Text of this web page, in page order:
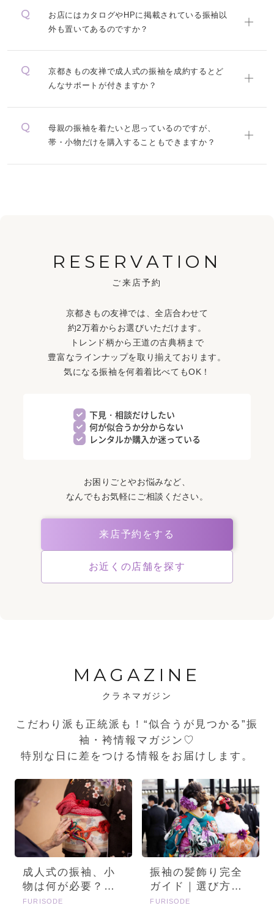
お店にはカタログやHPに掲載されている振袖以
外も置いてあるのですか？
京都きもの友禅で成人式の振袖を成約するとど
んなサポートが付きますか？
母親の振袖を着たいと思っているのですが、
帯・小物だけを購入することもできますか？
RESERVATION
ご来店予約
京都きもの友禅では、全店合わせて
約2万着からお選びいただけます。
トレンド柄から王道の古典柄まで
豊富なラインナップを取り揃えております。
気になる振袖を何着着比べてもOK！
下見・相談だけしたい
何が似合うか分からない
レンタルか購入か迷っている
お困りごとやお悩みなど、
なんでもお気軽にご相談ください。
来店予約をする
お近くの店舗を探す
MAGAZINE
クラネマガジン
こだわり派も正統派も！“似合うが見つかる”振
袖・袴情報マガジン♡
特別な日に差をつける情報をお届けします。
成人式の振袖、小
物は何が必要？画
像とセットで詳し
FURISODE
振袖の髪飾り完全
ガイド｜選び方・
種類・トレンドを
FURISODE